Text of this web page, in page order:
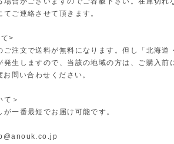
てご連絡させて頂きます。
>
ご注文で送料が無料になります。但し「北海道
発生しますので、当該の地域の方は、ご購入前
問い合わせください。
て＞
が一番最短でお届け可能です。